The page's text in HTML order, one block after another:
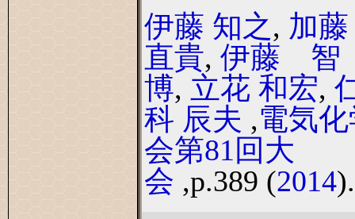
伊藤 知之, 加藤
直貴, 伊藤 智
博, 立花 和宏,
科 辰夫 ,電気
会第81回大
会 ,p.389 (2014).